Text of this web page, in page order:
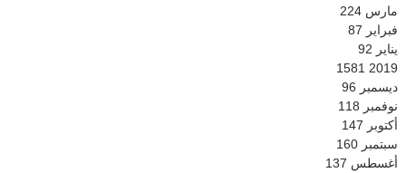
مارس 224
فبراير 87
يناير 92
2019
1581
ديسمبر 96
نوفمبر 118
أكتوبر 147
سبتمبر 160
أغسطس 137